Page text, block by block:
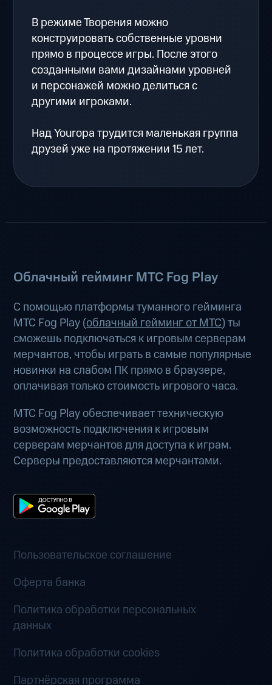
В режиме Творения можно
конструировать собственные уровни
прямо в процессе игры. После этого
созданными вами дизайнами уровней
и персонажей можно делиться с
другими игроками.
Над Youropa трудится маленькая группа
друзей уже на протяжении 15 лет.
Облачный гейминг МТС Fog Play
С помощью платформы туманного гейминга
МТС Fog Play (облачный гейминг от МТС) ты
сможешь подключаться к игровым серверам
мерчантов, чтобы играть в самые популярные
новинки на слабом ПК прямо в браузере,
оплачивая только стоимость игрового часа.
МТС Fog Play обеспечивает техническую
возможность подключения к игровым
серверам мерчантов для доступа к играм.
Серверы предоставляются мерчантами.
Пользовательское соглашение
Оферта банка
Политика обработки персональных
данных
Политика обработки cookies
Партнёрская программа